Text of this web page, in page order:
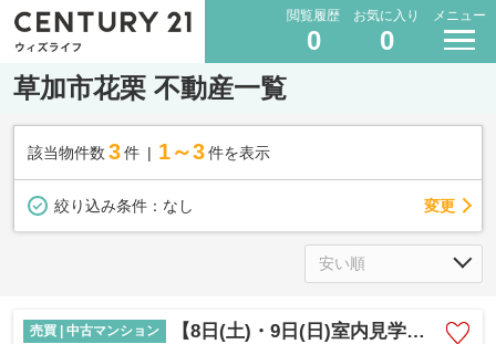
閲覧履歴
0
お気に入り
0
メニュー
草加市花栗 不動産一覧
該当物件数 3件 1～3 件を表示
絞り込み条件： なし 変更
売買 | 中古マンション 【8日(土)・9日(日)室内見学可能】ルネ草加松原